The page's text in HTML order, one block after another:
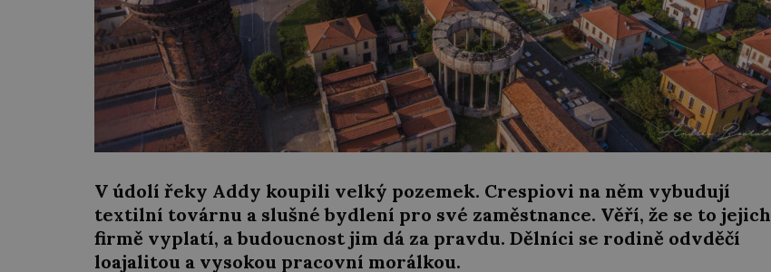
V údolí řeky Addy koupili velký pozemek. Crespiovi na něm vybudují
textilní továrnu a slušné bydlení pro své zaměstnance. Věří, že se to jejich
firmě vyplatí, a budoucnost jim dá za pravdu. Dělníci se rodině odvděčí
loajalitou a vysokou pracovní morálkou.